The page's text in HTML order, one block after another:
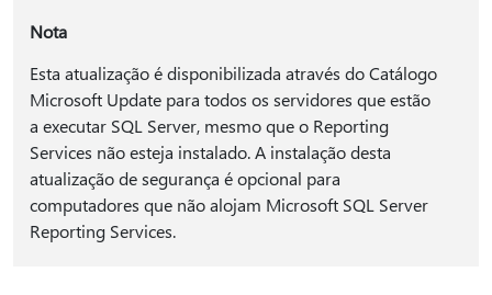
Nota
Esta atualização é disponibilizada através do Catálogo
Microsoft Update para todos os servidores que estão
a executar SQL Server, mesmo que o Reporting
Services não esteja instalado. A instalação desta
atualização de segurança é opcional para
computadores que não alojam Microsoft SQL Server
Reporting Services.